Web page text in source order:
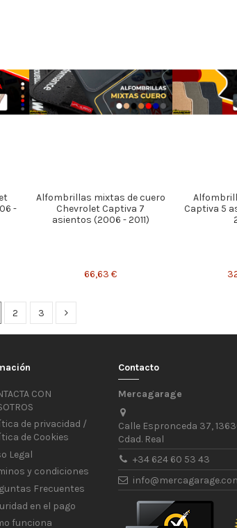
-
Alfombrillas mixtas de cuero
Chevrolet Captiva 7
asientos (2006 - 2011)
66,63 €
Captiva 5
2 3
CON
de privacidad /
de Cookies
Legal
y condiciones
Frecuentes
en el pago
funciona
Contacto
Mercagarage
Calle Espronceda 37,
Cdad. Real
+34 624 60 53 43